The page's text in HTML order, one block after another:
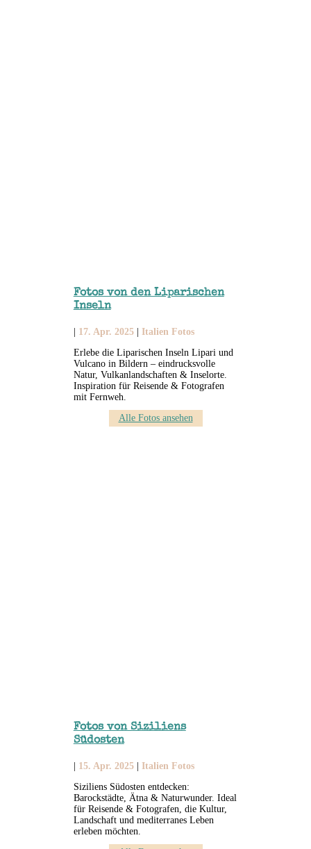
Fotos von den Liparischen
Inseln
17. Apr. 2025
Italien Fotos
Erlebe die Liparischen Inseln Lipari und
Vulcano in Bildern – eindrucksvolle
Natur, Vulkanlandschaften & Inselorte.
Inspiration für Reisende & Fotografen
mit Fernweh.
Alle Fotos ansehen
Fotos von Siziliens
Südosten
15. Apr. 2025
Italien Fotos
Siziliens Südosten entdecken:
Barockstädte, Ätna & Naturwunder. Ideal
für Reisende & Fotografen, die Kultur,
Landschaft und mediterranes Leben
erleben möchten.